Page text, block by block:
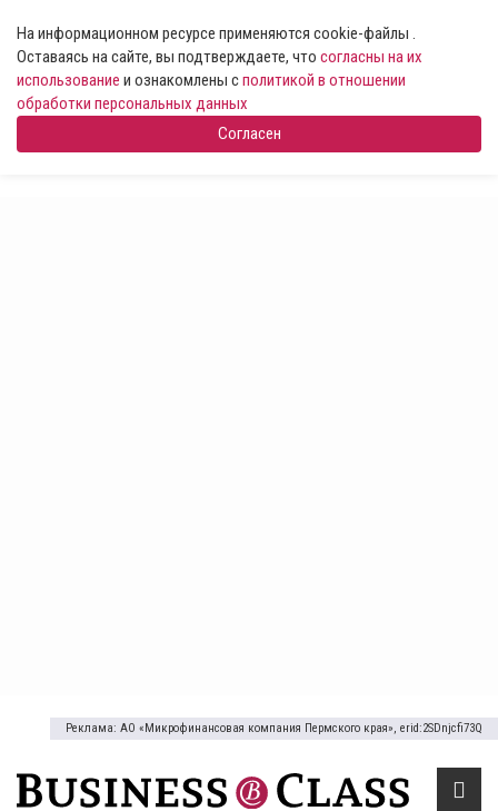
На информационном ресурсе применяются cookie-файлы .
Оставаясь на сайте, вы подтверждаете, что согласны на их
использование и ознакомлены сполитикой в отношении
обработки персональных данных
Согласен
Реклама: АО «Микрофинансовая компания Пермского края», erid:2SDnjcfi73Q